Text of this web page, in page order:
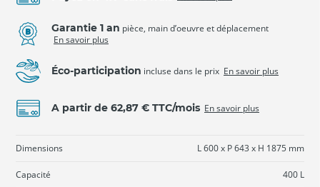
Garantie 1 an pièce, main d’oeuvre et déplacement
En savoir plus
Éco-participation incluse dans le prix En savoir plus
A partir de 62,87 € TTC/mois En savoir plus
Dimensions L 600 x P 643 x H 1875 mm
Capacité 400 L